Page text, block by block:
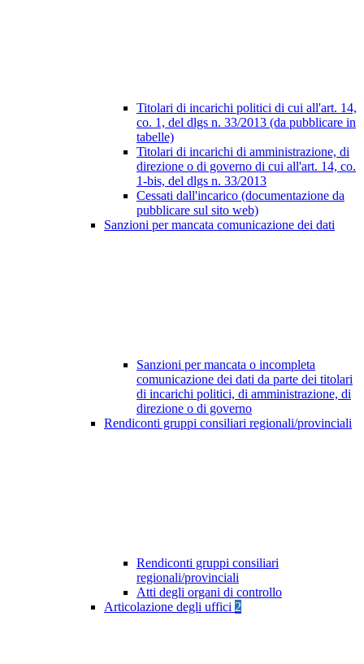
Titolari di incarichi politici di cui all'art. 14,
co. 1, del dlgs n. 33/2013 (da pubblicare in
tabelle)
Titolari di incarichi di amministrazione, di
direzione o di governo di cui all'art. 14, co.
1-bis, del dlgs n. 33/2013
Cessati dall'incarico (documentazione da
pubblicare sul sito web)
Sanzioni per mancata comunicazione dei dati
Sanzioni per mancata o incompleta
comunicazione dei dati da parte dei titolari
di incarichi politici, di amministrazione, di
direzione o di governo
Rendiconti gruppi consiliari regionali/provinciali
Rendiconti gruppi consiliari
regionali/provinciali
Atti degli organi di controllo
Articolazione degli uffici 2